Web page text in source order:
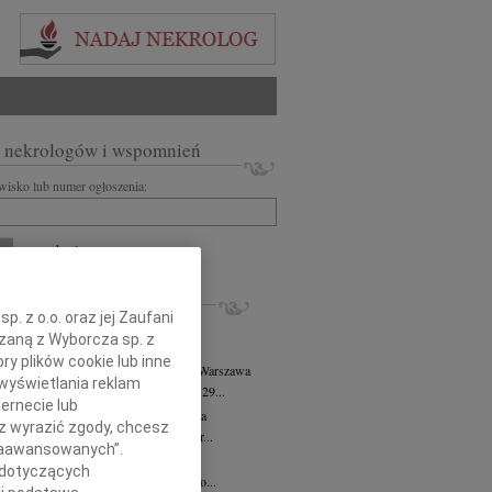
nekrologów i wspomnień
lub numer ogłoszenia:
+ szukanie zaawansowane
Warszawa
kochanej i dzielnej Marylce Butruk...
Duniecwiek: 7907.08.2026
Warszawa
żalem przyjęliśmy wiadomość, że 29...
Kościelska
Warszawa
3 sierpnia 2026 roku zmarła Profesor...
Butruk 05.08.2026
żalem przyjęliśmy wiadomość o...
z o.o. oraz jej Zaufani
z Wyborcza sp. z
plików cookie lub inne
reklam
lub
wyrazić zgody, chcesz